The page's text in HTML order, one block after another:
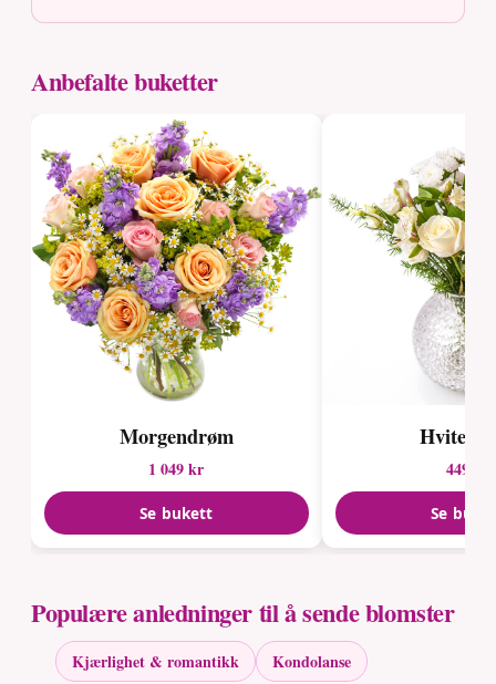
Anbefalte buketter
Morgendrøm
1 049 kr
Se bukett
Hvite
449 kr
Se
Populære anledninger til å sende blomster
Kjærlighet & romantikk
Kondolanse